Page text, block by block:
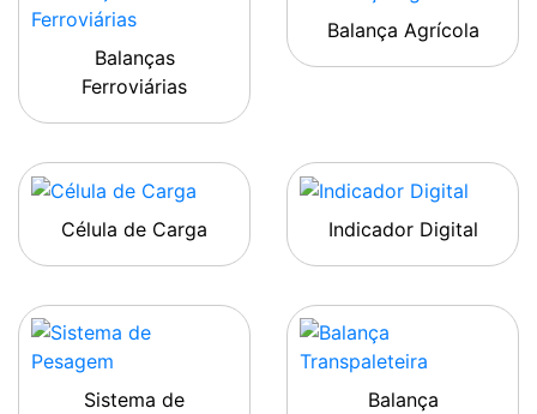
Balanças
Ferroviárias
Balança Agrícola
Célula de Carga Indicador Digital
Sistema de
Balança